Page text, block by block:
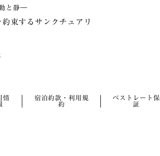
と静―
約束するサンクチュアリ
情
宿泊約款・利用規
約
ベストレート保
証